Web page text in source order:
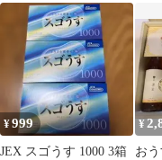
¥999
JEX スゴうす 1000 3箱
¥
お